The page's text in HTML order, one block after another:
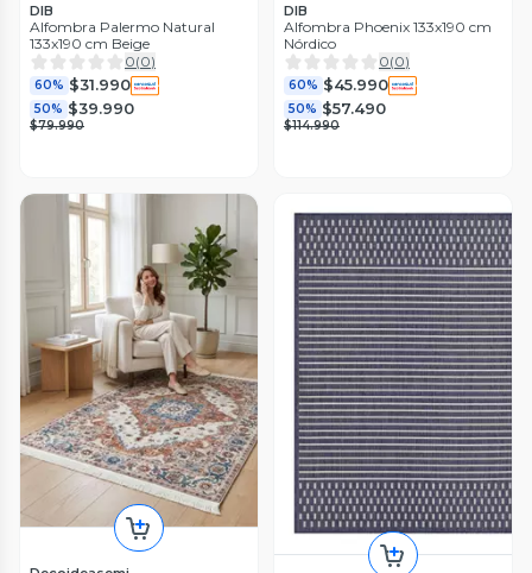
DIB
Alfombra Palermo Natural
133x190 cm Beige
0(0)
60% $31.990
50% $39.990
$79.990
DIB
Alfombra Phoenix 133x190 cm
Nórdico
0(0)
60% $45.990
50% $57.490
$114.990